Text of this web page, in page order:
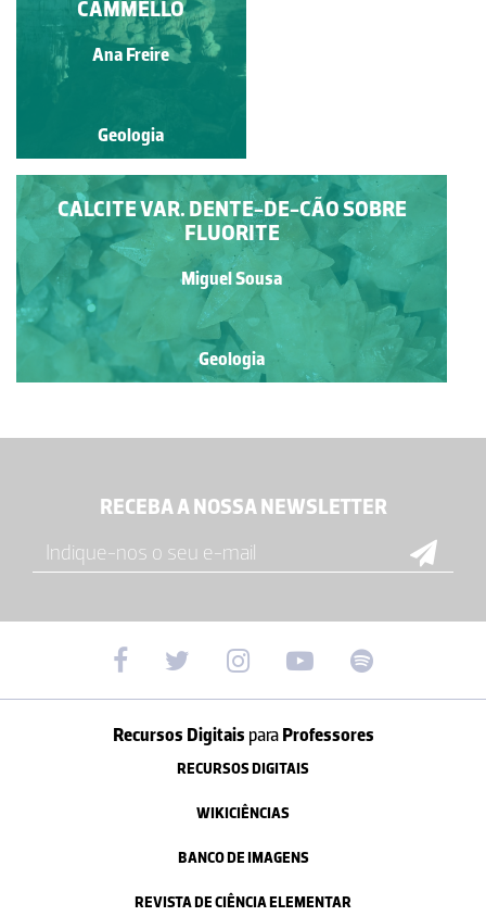
Miguel Sousa
Geologia
CALCITE VAR. DENTE-DE-CÃO SOBRE
FLUORITE
Miguel Sousa
Geologia
CAMMELLO
Ana Freire
Geologia
RECEBA A NOSSA NEWSLETTER
Recursos Digitais paraProfessores
RECURSOS DIGITAIS
WIKICIÊNCIAS
BANCO DE IMAGENS
REVISTA DE CIÊNCIA ELEMENTAR